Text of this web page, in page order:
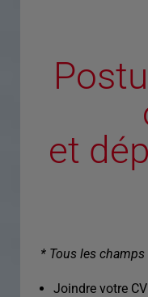
et
* Tous les
Joindre votre